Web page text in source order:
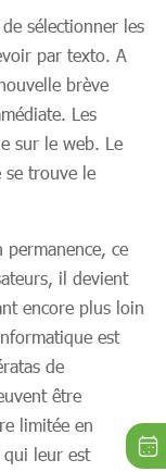
sélectionner les
par texto. A
brève
Les
sur le web. Le
se trouve le
ce
il devient
encore plus loin
est
de
être
limitée en
leur est